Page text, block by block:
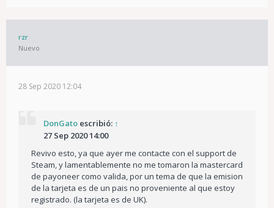
rzr
Nuevo
28 Sep 2020 12:04
DonGato escribió: ↑
27 Sep 2020 14:00
Revivo esto, ya que ayer me contacte con el support de
Steam, y lamentablemente no me tomaron la mastercard
de payoneer como valida, por un tema de que la emision
de la tarjeta es de un pais no proveniente al que estoy
registrado. (la tarjeta es de UK).